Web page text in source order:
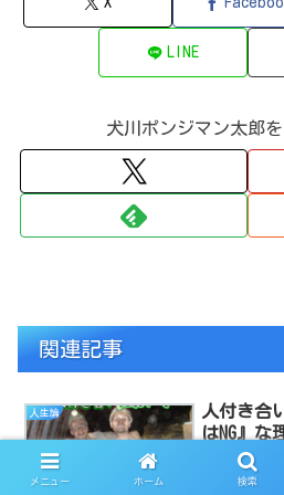
LINE
犬川ポンジマン太郎
関連記事
人生論
人付き合
はNG』
のでやめ
友達付き合
メニュー ホーム 検索